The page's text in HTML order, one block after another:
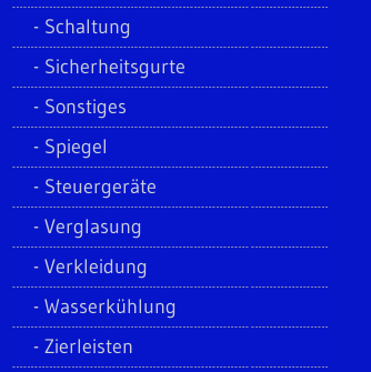
Schaltung
Sicherheitsgurte
Sonstiges
Spiegel
Steuergeräte
Verglasung
Verkleidung
Wasserkühlung
Zierleisten